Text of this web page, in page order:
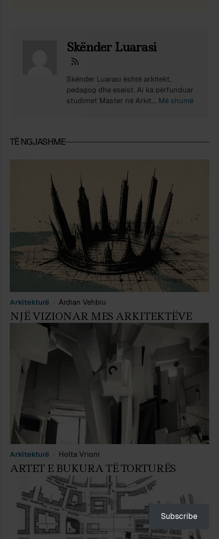
Skënder Luarasi
Skënder Luarasi është arkitekt,
pedagog dhe eseist. Ai ka përfunduar
studimet Master në Arkitekturë në
dhe historinë e kësaj pyetjeje. Luarasi
Ai është bashkëautor i librave
"Finding San Carlino (Routledge,
2019)" dhe "The Limits of Self-
generation" (Routledge, 2023). Luarasi
është gjithashtu autor i librit "Survival
through Architecture: A Survey and
Analysis of the Architectural Oeuvre"
of Skënder Kristo Luarasi, 1908–1976
(TU Graz Verlag, 2023). Aktualisht
drejton Fakultetin për Kërkim dhe
Zhvillim në Universitetin POLIS në
Tiranë.
Më shumë
TË NGJASHME
Arkitekturë Ardian Vehbiu
NJË VIZIONAR MES ARKITEKTËVE
Arkitekturë Holta Vrioni
ARTET E BUKURA TË TORTURËS
Subscribe